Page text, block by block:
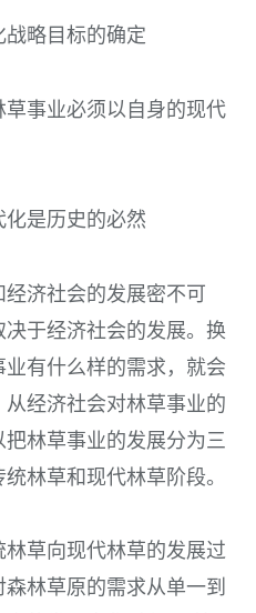
略目标的确定
事业必须以自身的现代
化是历史的必然
济社会的发展密不可
于经济社会的发展。换
有什么样的需求，就会
经济社会对林草事业的
林草事业的发展分为三
林草和现代林草阶段。
草向现代林草的发展过
林草原的需求从单一到